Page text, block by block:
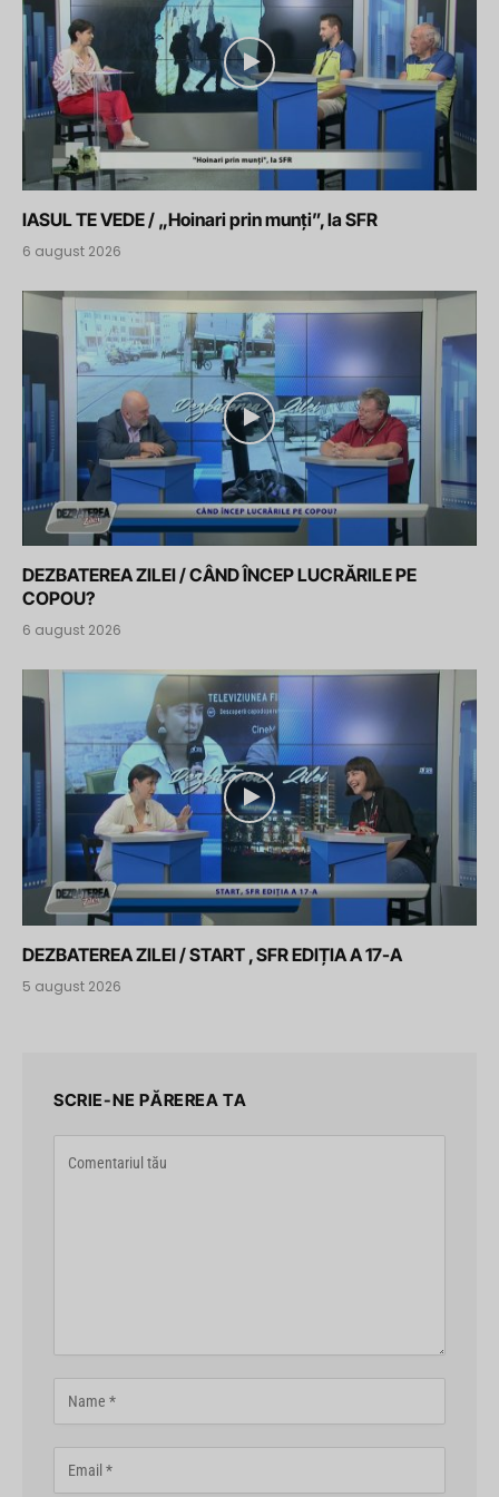
IASUL TE VEDE / „Hoinari prin munți”, la SFR
6 august 2026
DEZBATEREA ZILEI / CÂND ÎNCEP LUCRĂRILE PE
COPOU?
6 august 2026
DEZBATEREA ZILEI / START , SFR EDIȚIA A 17-A
5 august 2026
SCRIE-NE PĂREREA TA